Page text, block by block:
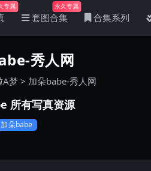
专属
套图合集
永久专属
合集系列
秀人网
A梦> 加朵babe-秀人网
所有写真资源
加朵babe